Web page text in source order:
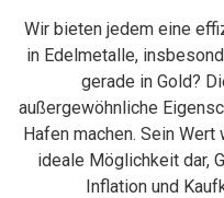
Wir bieten jedem eine
in Edelmetalle,
gerade in Gold?
außergewöhnliche
Hafen machen. Sein
ideale Möglichkeit dar,
Inflation und